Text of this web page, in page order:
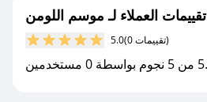
تقييمات العملاء لـ موسم اللومن
5.0 (0 تقييمات)